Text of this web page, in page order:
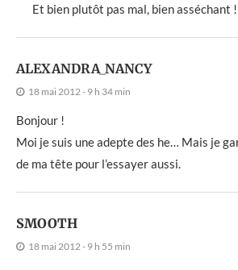
Et bien plutôt pas mal, bien asséchant !
ALEXANDRA_NANCY
18 mai 2012 - 9 h 34 min
Bonjour !
Moi je suis une adepte des he… Mais je
de ma tête pour l’essayer aussi.
SMOOTH
18 mai 2012 - 9 h 55 min